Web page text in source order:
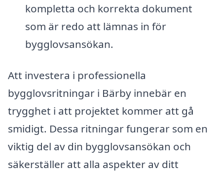
kompletta och korrekta dokument
som är redo att lämnas in för
bygglovsansökan.
Att investera i professionella
bygglovsritningar i Bärby innebär en
trygghet i att projektet kommer att gå
smidigt. Dessa ritningar fungerar som en
viktig del av din bygglovsansökan och
säkerställer att alla aspekter av ditt